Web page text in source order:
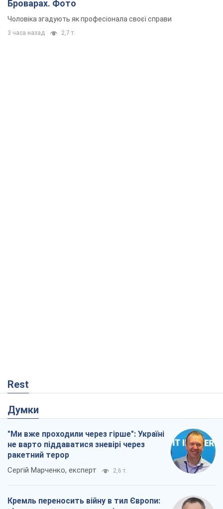
Броварах. Фото
Чоловіка згадують як професіонала своєї справи
3 часа назад 2,7 т.
Rest
Думки
"Ми вже проходили через гірше": Україні
не варто піддаватися зневірі через
ракетний терор
Сергій Марченко, експерт 2,6 т.
Кремль переносить війну в тил Європи: